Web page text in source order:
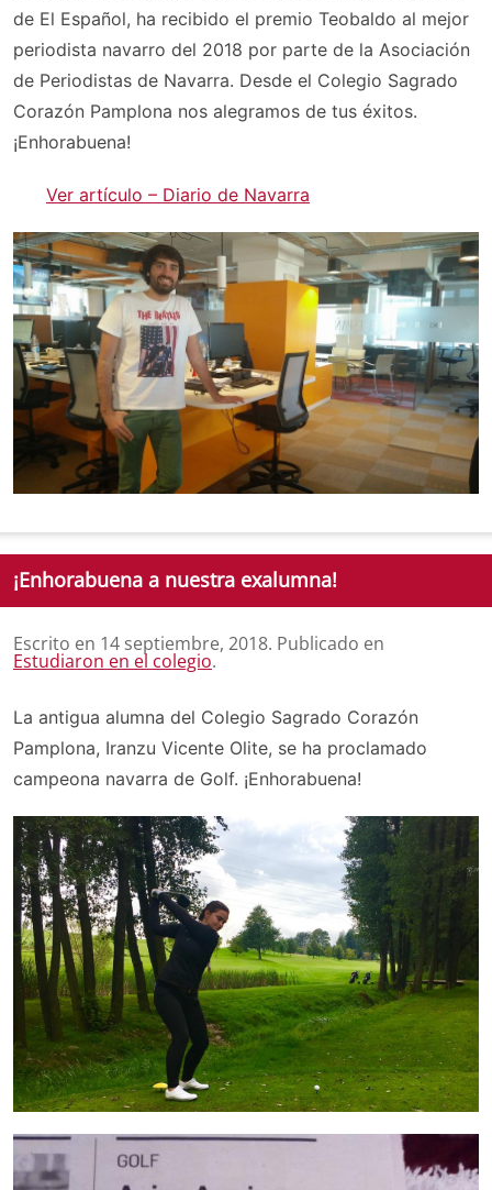
de El Español, ha recibido el premio Teobaldo al mejor
periodista navarro del 2018 por parte de la Asociación
de Periodistas de Navarra. Desde el Colegio Sagrado
Corazón Pamplona nos alegramos de tus éxitos.
¡Enhorabuena!
Ver artículo – Diario de Navarra
¡Enhorabuena a nuestra exalumna!
Escrito en 14 septiembre, 2018. Publicado en
Estudiaron en el colegio.
La antigua alumna del Colegio Sagrado Corazón
Pamplona, Iranzu Vicente Olite, se ha proclamado
campeona navarra de Golf. ¡Enhorabuena!